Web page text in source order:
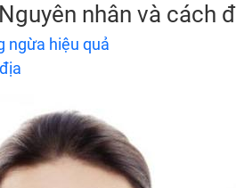
nhân và cách
ngừa hiệu quả